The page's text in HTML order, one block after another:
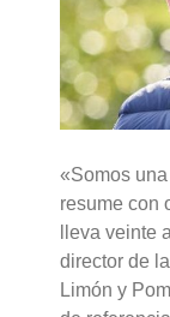
«Somos
resume con
lleva veinte
director de
Limón y